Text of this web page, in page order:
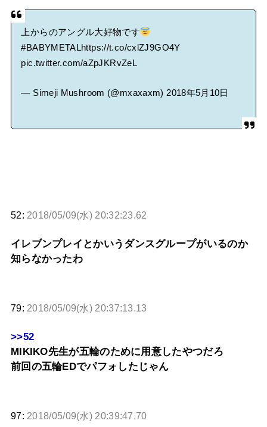
上からのアングル大好物です
#BABYMETALhttps://t.co/cxlZJ9GO4Y
pic.twitter.com/aZpJKRvZeL
— Simeji Mushroom (@mxaxaxm) 2018年5月10日
52: 2018/05/09(水) 20:32:23.62
イレブンプレイとかいうダンスグループがいるのか
知らなかったわ
79: 2018/05/09(水) 20:37:13.13
>>52
MIKIKO先生が五輪のために用意したやつだろ
前回の五輪EDでパフォしたじゃん
97: 2018/05/09(水) 20:39:47.70